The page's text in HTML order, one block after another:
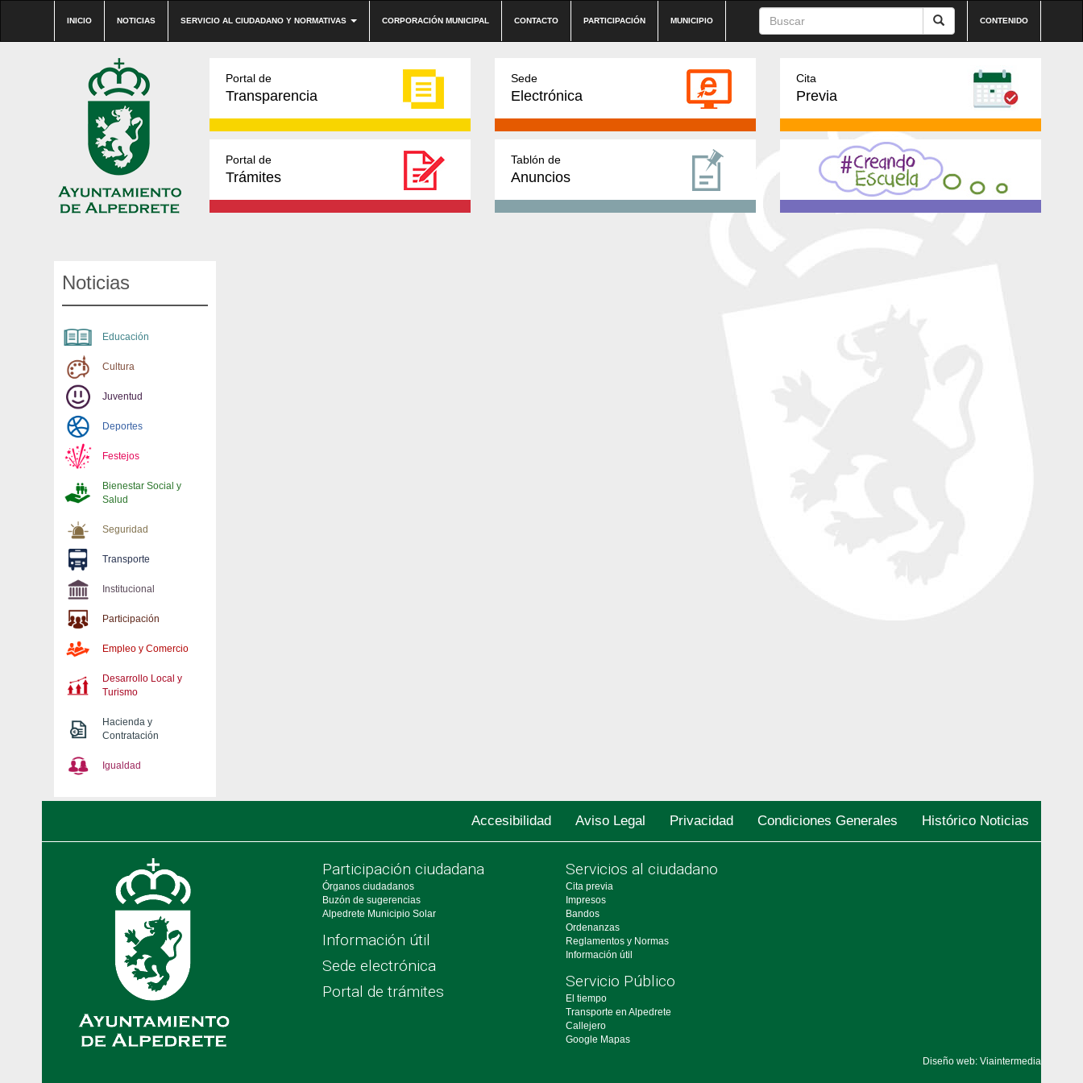
INICIO NOTICIAS SERVICIO AL CIUDADANO Y NORMATIVAS CORPORACIÓN MUNICIPAL CONTACTO PARTICIPACIÓN MUNICIPIO CONTENIDO
Portal de
Transparencia
Sede
Electrónica
Cita
Previa
Portal de
Trámites
Tablón de
Anuncios
Noticias
Educación
Cultura
Juventud
Deportes
Festejos
Bienestar Social y
Salud
Seguridad
Transporte
Institucional
Participación
Empleo y Comercio
Desarrollo Local y
Turismo
Hacienda y
Contratación
Igualdad
Accesibilidad Aviso Legal Privacidad Condiciones Generales Histórico Noticias
Participación ciudadana
Órganos ciudadanos
Buzón de sugerencias
Alpedrete Municipio Solar
Información útil
Sede electrónica
Portal de trámites
Servicios al ciudadano
Cita previa
Impresos
Bandos
Ordenanzas
Reglamentos y Normas
Información útil
Servicio Público
El tiempo
Transporte en Alpedrete
Callejero
Google Mapas
Diseño web: Viaintermedia